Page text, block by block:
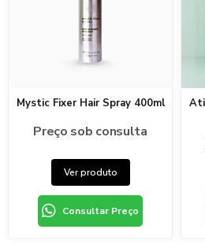
Mystic Fixer Hair Spray 400ml
Preço sob consulta
Ver produto
Consultar Preço